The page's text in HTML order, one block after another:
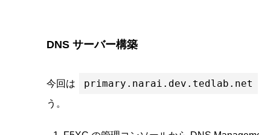
DNS サーバー構築
今回は primary.narai.dev.tedlab.net
う。